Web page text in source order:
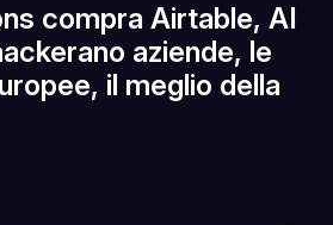
compra Airtable, AI
aziende, le
il meglio della